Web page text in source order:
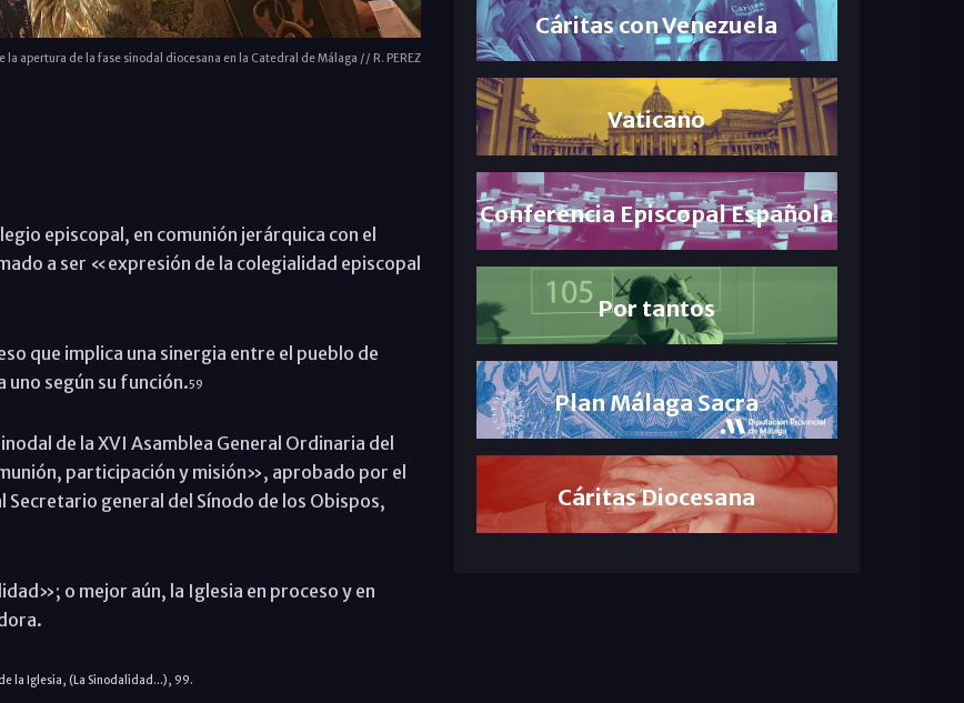
la apertura de la fase sinodal diocesana en la Catedral de Málaga // R. PEREZ
episcopal, en comunión jerárquica con el
a ser «expresión de la colegialidad episcopal
que implica una sinergia entre el pueblo de
uno según su función.59
de la XVI Asamblea General Ordinaria del
participación y misión», aprobado por el
Secretario general del Sínodo de los Obispos,
o mejor aún, la Iglesia en proceso y en
la Iglesia, (La Sinodalidad...), 99.
Cáritas con Venezuela
Vaticano
Conferencia Episcopal Española
Por tantos
Plan Málaga Sacra
Cáritas Diocesana